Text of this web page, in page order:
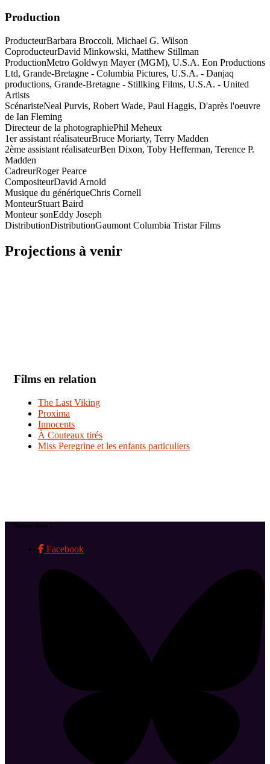
Production
ProducteurBarbara Broccoli, Michael G. Wilson
CoproducteurDavid Minkowski, Matthew Stillman
ProductionMetro Goldwyn Mayer (MGM), U.S.A. Eon Productions
Ltd, Grande-Bretagne - Columbia Pictures, U.S.A. - Danjaq
productions, Grande-Bretagne - Stillking Films, U.S.A. - United
Artists
ScénaristeNeal Purvis, Robert Wade, Paul Haggis, D'après l'oeuvre
de Ian Fleming
Directeur de la photographiePhil Meheux
1er assistant réalisateurBruce Moriarty, Terry Madden
2ème assistant réalisateurBen Dixon, Toby Hefferman, Terence P.
Madden
CadreurRoger Pearce
CompositeurDavid Arnold
Musique du génériqueChris Cornell
MonteurStuart Baird
Monteur sonEddy Joseph
DistributionDistributionGaumont Columbia Tristar Films
Projections à venir
Films en relation
The Last Viking
Proxima
Innocents
À Couteaux tirés
Miss Peregrine et les enfants particuliers
Suivez-nous !
Facebook